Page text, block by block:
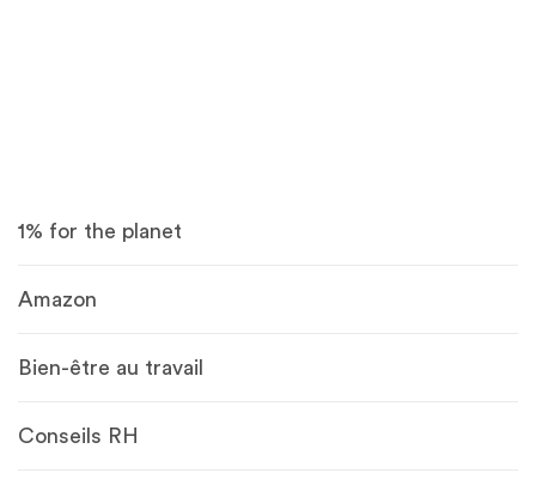
1% for the planet
Amazon
Bien-être au travail
Conseils RH